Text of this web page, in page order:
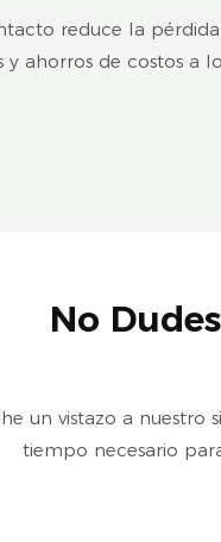
reduce la
y ahorros de costos a
No
un vistazo a nuestro
tiempo necesario